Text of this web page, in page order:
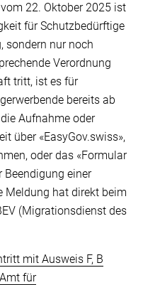
22. Oktober 2025 ist
für Schutzbedürftige
sondern nur noch
Verordnung
tritt, ist es für
bereits ab
Aufnahme oder
über «EasyGov.swiss»,
oder das «Formular
Beendigung einer
Meldung hat direkt beim
(Migrationsdienst des
mit Ausweis F, B
für